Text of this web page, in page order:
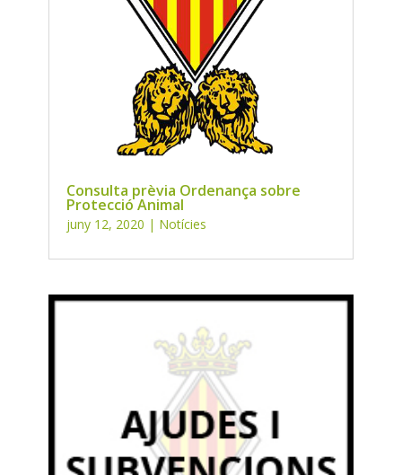
Consulta prèvia Ordenança sobre
Protecció Animal
juny 12, 2020 | Notícies